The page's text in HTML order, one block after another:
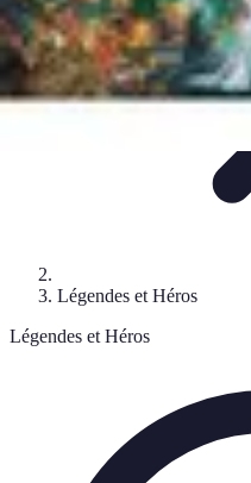
Légendes et Héros
Légendes et Héros